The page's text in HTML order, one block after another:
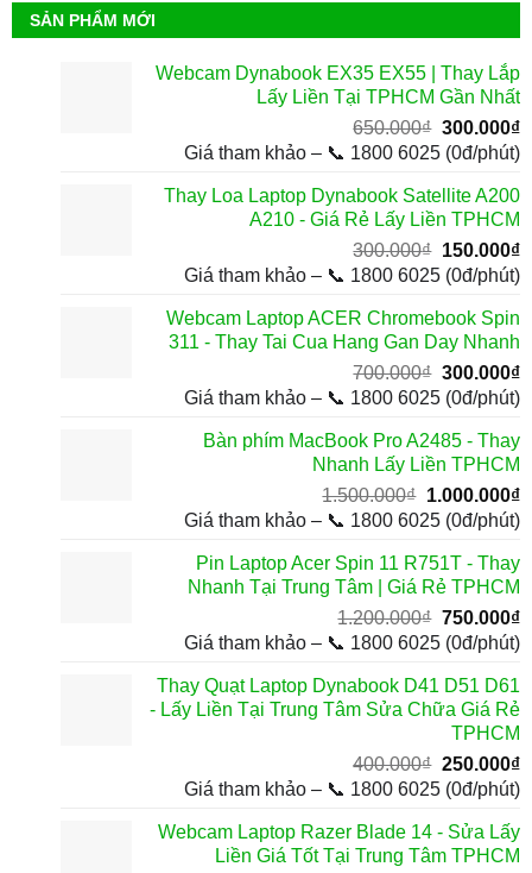
SẢN PHẨM MỚI
Webcam Dynabook EX35 EX55 | Thay Lắp
Lấy Liền Tại TPHCM Gần Nhất
650.000₫ Giá
gốc
650.000₫.
300.000₫
Giá tham khảo – 📞 1800 6025 (0đ/phút)
Thay Loa Laptop Dynabook Satellite A200
A210 - Giá Rẻ Lấy Liền TPHCM
300.000₫ Giá
gốc
300.000₫.
150.000₫
Giá tham khảo – 📞 1800 6025 (0đ/phút)
Webcam Laptop ACER Chromebook Spin
311 - Thay Tai Cua Hang Gan Day Nhanh
700.000₫ Giá
gốc
700.000₫.
300.000₫
Giá tham khảo – 📞 1800 6025 (0đ/phút)
Bàn phím MacBook Pro A2485 - Thay
Nhanh Lấy Liền TPHCM
1.500.000₫ Giá
gốc
1.500.000₫.
1.000.000₫
Giá tham khảo – 📞 1800 6025 (0đ/phút)
Pin Laptop Acer Spin 11 R751T - Thay
Nhanh Tại Trung Tâm | Giá Rẻ TPHCM
1.200.000₫ Giá
gốc
750.000₫
Giá tham khảo – 📞 1800 6025 (0đ/phút)
Thay Quạt Laptop Dynabook D41 D51 D61
- Lấy Liền Tại Trung Tâm Sửa Chữa Giá Rẻ
TPHCM
400.000₫ Giá
gốc
400.000₫.
250.000₫
Giá tham khảo – 📞 1800 6025 (0đ/phút)
Webcam Laptop Razer Blade 14 - Sửa Lấy
Liền Giá Tốt Tại Trung Tâm TPHCM